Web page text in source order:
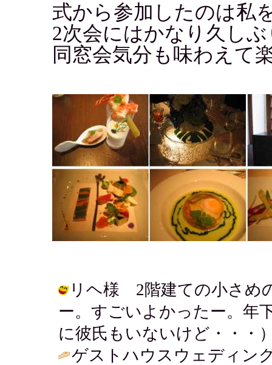
式から参加したのは私
2次会にはかなり久し
同窓会気分も味わえて
リヘ様 2階建ての小さめ
ー。すごいよかったー。年
に彼氏もいないけど・・・
ゲストハウスウェディン